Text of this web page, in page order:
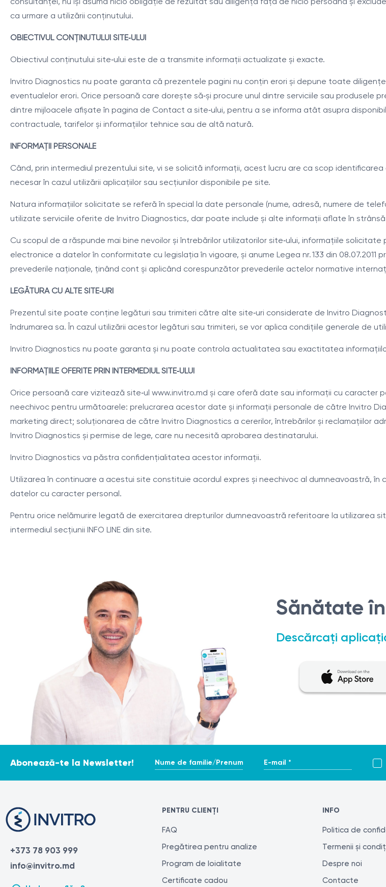
ca urmare a utilizării conținutului.
OBIECTIVUL CONȚINUTULUI SITE‑ULUI
Obiectivul conținutului site‑ului este de a transmite informații actualizate și exacte.
Invitro Diagnostics nu poate garanta că prezentele pagini nu conțin erori și depune toate
eventualelor erori. Orice persoană care dorește să‑și procure unul dintre serviciile sau
dintre mijloacele afișate în pagina de Contact a site‑ului, pentru a se informa atât asupra
contractuale, tarifelor și informațiilor tehnice sau de altă natură.
INFORMAȚII PERSONALE
Când, prin intermediul prezentului site, vi se solicită informații, acest lucru are ca scop
necesar în cazul utilizării aplicațiilor sau secțiunilor disponibile pe site.
Natura informațiilor solicitate se referă în special la date personale (nume, adresă, numere de
utilizate serviciile oferite de Invitro Diagnostics, dar poate include și alte informații aflate în
Cu scopul de a răspunde mai bine nevoilor și întrebărilor utilizatorilor site‑ului, informațiile
electronice a datelor în conformitate cu legislația în vigoare, și anume Legea nr. 133 din
prevederile naționale, ținând cont și aplicând corespunzător prevederile actelor normative
LEGĂTURA CU ALTE SITE‑URI
Prezentul site poate conține legături sau trimiteri către alte site‑uri considerate de Invitro
îndrumarea sa. În cazul utilizării acestor legături sau trimiteri, se vor aplica condițiile generale de
Invitro Diagnostics nu poate garanta și nu poate controla actualitatea sau exactitatea
INFORMAȚIILE OFERITE PRIN INTERMEDIUL SITE‑ULUI
Orice persoană care vizitează site‑ul www.invitro.md și care oferă date sau informații cu caracter
neechivoc pentru următoarele: prelucrarea acestor date și informații personale de către Invitro
marketing direct; soluționarea de către Invitro Diagnostics a cererilor, întrebărilor și reclamațiilor
Invitro Diagnostics și permise de lege, care nu necesită aprobarea destinatarului.
Invitro Diagnostics va păstra confidențialitatea acestor informații.
Utilizarea în continuare a acestui site constituie acordul expres și neechivoc al dumneavoastră, în
datelor cu caracter personal.
Pentru orice nelămurire legată de exercitarea drepturilor dumneavoastră referitoare la utilizarea
intermediul secțiunii INFO LINE din site.
Sănătate
Descărcați
Abonează-te la Newsletter! Nume de familie/Prenume * E-mail *
+373 78 903 999
info@invitro.md
PENTRU CLIENȚI
FAQ
Pregătirea pentru analize
Program de loialitate
Certificate cadou
INFO
Politica de
Termenii și
Despre noi
Contacte